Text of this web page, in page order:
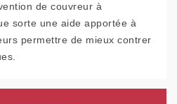
de couvreur à
sorte une aide apportée à
permettre de mieux contrer